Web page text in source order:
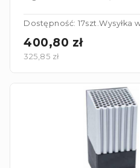
Dostępność: 17szt.Wysyłka
400,80 zł
325,85 zł